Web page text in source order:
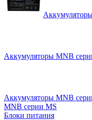
Аккумуляторы MNB
Аккумуляторы MNB
MNB серии MS
Блоки питания